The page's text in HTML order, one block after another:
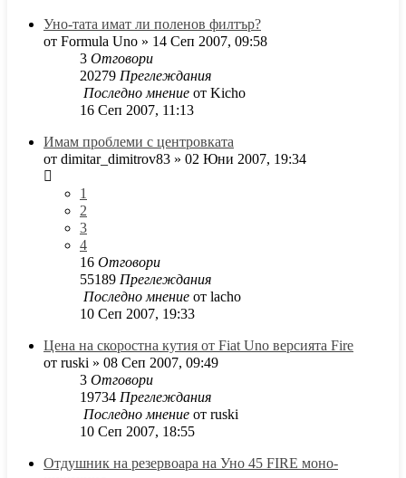
Уно-тата имат ли поленов филтър?
от Formula Uno » 14 Сеп 2007, 09:58
3 Отговори
20279 Преглеждания
Последно мнение от Kicho
16 Сеп 2007, 11:13
Имам проблеми с центровката
от dimitar_dimitrov83 » 02 Юни 2007, 19:34
1
2
3
4
16 Отговори
55189 Преглеждания
Последно мнение от lacho
10 Сеп 2007, 19:33
Цена на скоростна кутия от Fiat Uno версията Fire
от ruski » 08 Сеп 2007, 09:49
3 Отговори
19734 Преглеждания
Последно мнение от ruski
10 Сеп 2007, 18:55
Отдушник на резервоара на Уно 45 FIRE моно-